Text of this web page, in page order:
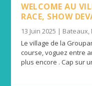
WELCOME AU
RACE, SHOW
13 Juin 2025 | Bateaux
Le village de la
course, voguez entre
plus encore . Cap sur